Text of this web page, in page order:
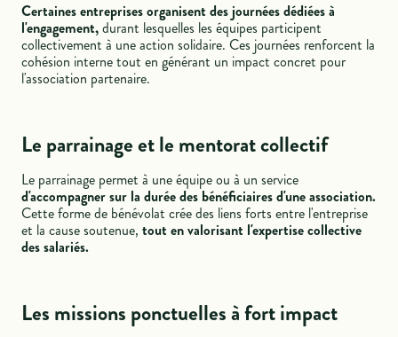
Certaines entreprises organisent des journées dédiées à
l'engagement,durant lesquelles les équipes participent
collectivement à une action solidaire. Ces journées renforcent la
cohésion interne tout en générant un impact concret pour
l'association partenaire.
Le parrainage et le mentorat collectif
Le parrainage permet à une équipe ou à un service
d'accompagner sur la durée des bénéficiaires d'une association.
Cette forme de bénévolat crée des liens forts entre l'entreprise
et la cause soutenue, tout en valorisant l'expertise collective
des salariés.
Les missions ponctuelles à fort impact